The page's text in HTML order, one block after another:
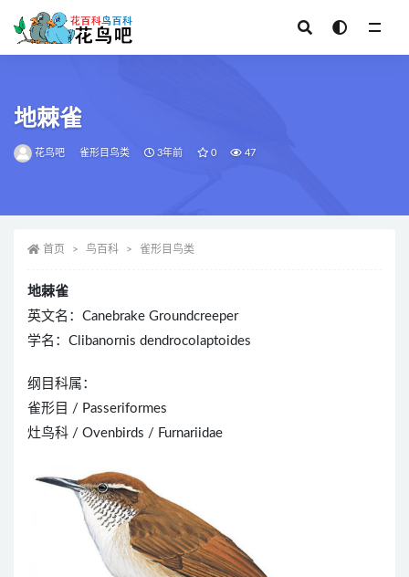
地棘雀
花鸟吧 雀形目鸟类 3年前 0 47
首页 鸟百科 雀形目鸟类
地棘雀
英文名：Canebrake Groundcreeper
学名：Clibanornis dendrocolaptoides
纲目科属：
雀形目 / Passeriformes
灶鸟科 / Ovenbirds / Furnariidae